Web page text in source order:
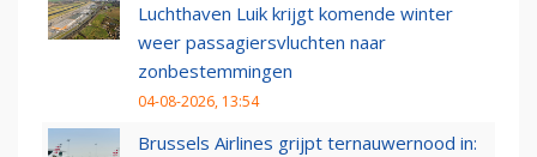
Luchthaven Luik krijgt komende winter
weer passagiersvluchten naar
zonbestemmingen
04-08-2026, 13:54
Brussels Airlines grijpt ternauwernood in: